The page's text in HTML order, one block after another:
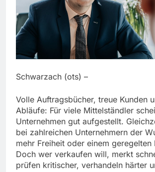
Schwarzach (ots) –
Volle Auftragsbücher, treue Kunden
Abläufe: Für viele Mittelständler
Unternehmen gut aufgestellt.
bei zahlreichen Unternehmern der
mehr Freiheit oder einem geregelten
Doch wer verkaufen will, merkt
prüfen kritischer, verhandeln härter